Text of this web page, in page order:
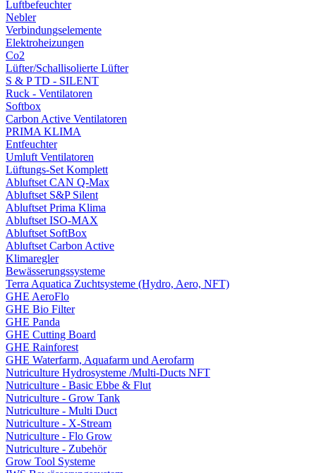
Luftbefeuchter
Nebler
Verbindungselemente
Elektroheizungen
Co2
Lüfter/Schallisolierte Lüfter
S & P TD - SILENT
Ruck - Ventilatoren
Softbox
Carbon Active Ventilatoren
PRIMA KLIMA
Entfeuchter
Umluft Ventilatoren
Lüftungs-Set Komplett
Abluftset CAN Q-Max
Abluftset S&P Silent
Abluftset Prima Klima
Abluftset ISO-MAX
Abluftset SoftBox
Abluftset Carbon Active
Klimaregler
Bewässerungssysteme
Terra Aquatica Zuchtsysteme (Hydro, Aero, NFT)
GHE AeroFlo
GHE Bio Filter
GHE Panda
GHE Cutting Board
GHE Rainforest
GHE Waterfarm, Aquafarm und Aerofarm
Nutriculture Hydrosysteme /Multi-Ducts NFT
Nutriculture - Basic Ebbe & Flut
Nutriculture - Grow Tank
Nutriculture - Multi Duct
Nutriculture - X-Stream
Nutriculture - Flo Grow
Nutriculture - Zubehör
Grow Tool Systeme